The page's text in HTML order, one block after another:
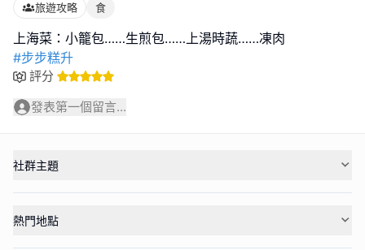
旅遊攻略 食
#步步糕升
評分
發表第一個留言...
社群主題
熱門地點